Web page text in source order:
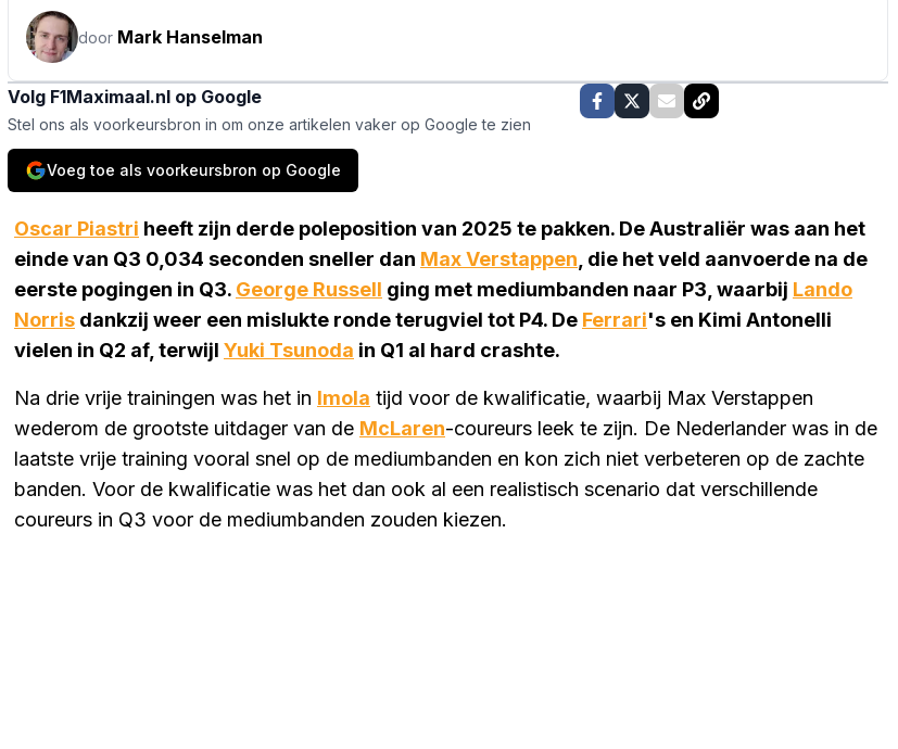
door Mark Hanselman
Volg F1Maximaal.nl op Google
Stel ons als voorkeursbron in om onze artikelen vaker op Google te zien
Voeg toe als voorkeursbron op Google
Oscar Piastri heeft zijn derde poleposition van 2025 te pakken. De Australiër was aan het
einde van Q3 0,034 seconden sneller dan Max Verstappen , die het veld aanvoerde na de
eerste pogingen in Q3. George Russell ging met mediumbanden naar P3, waarbij Lando
Norris dankzij weer een mislukte ronde terugviel tot P4. De Ferrari's en Kimi Antonelli
vielen in Q2 af, terwijl Yuki Tsunoda in Q1 al hard crashte.
Na drie vrije trainingen was het in Imola tijd voor de kwalificatie, waarbij Max Verstappen
wederom de grootste uitdager van de McLaren-coureurs leek te zijn. De Nederlander was in de
laatste vrije training vooral snel op de mediumbanden en kon zich niet verbeteren op de zachte
banden. Voor de kwalificatie was het dan ook al een realistisch scenario dat verschillende
coureurs in Q3 voor de mediumbanden zouden kiezen.